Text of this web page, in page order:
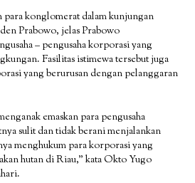
konglomerat dalam kunjungan
Prabowo, jelas Prabowo
– pengusaha korporasi yang
Fasilitas istimewa tersebut juga
yang berurusan dengan pelanggaran
emaskan para pengusaha
sulit dan tidak berani menjalankan
menghukum para korporasi yang
hutan di Riau,” kata Okto Yugo